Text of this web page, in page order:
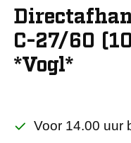
C-27/60
*Vogl*
Voor 14.00 uur